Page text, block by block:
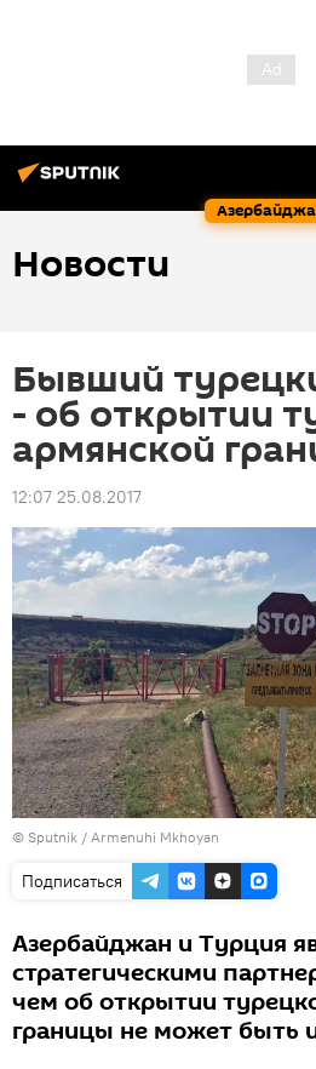
Новости
Бывший
- об открытии
армянской
12:07 25.08.2017
© Sputnik / Armenuhi Mkhoyan
Подписаться
Азербайджан и Турция
стратегическими
чем об открытии
границы не может быть